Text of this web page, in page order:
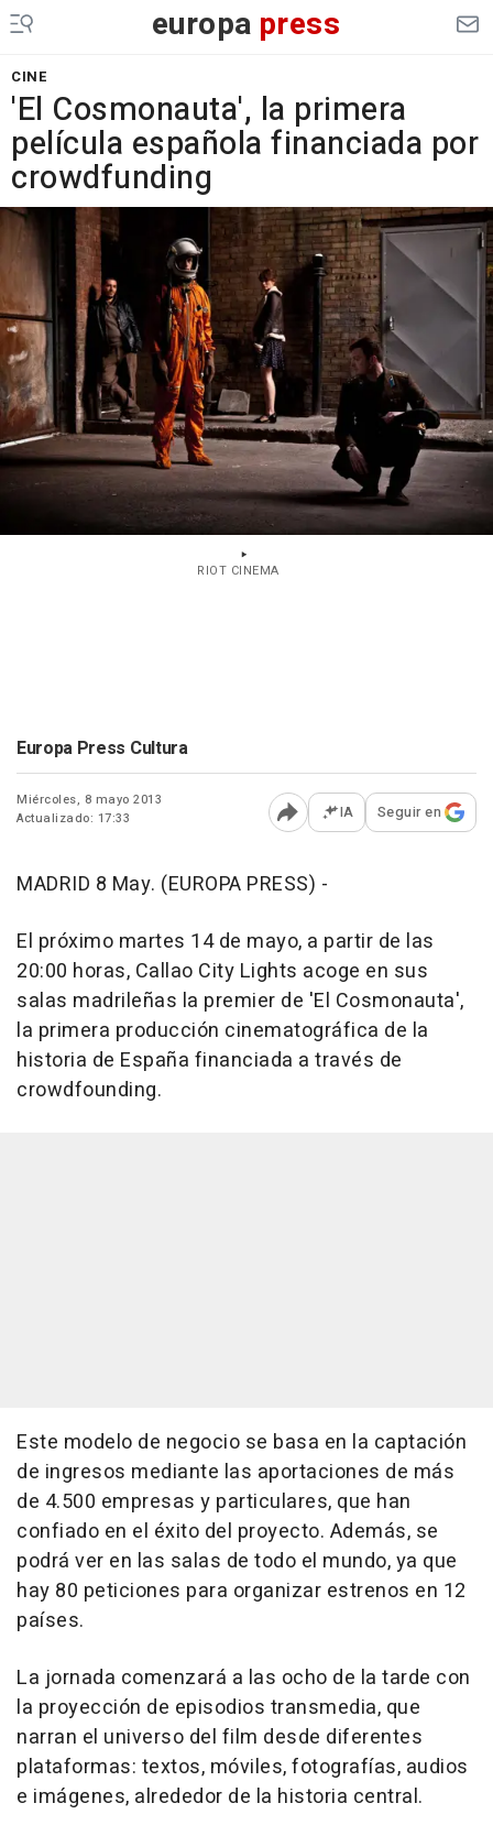
europa press
CINE
'El Cosmonauta', la primera
película española financiada por
crowdfunding
RIOT CINEMA
Europa Press Cultura
Miércoles, 8 mayo 2013
Actualizado: 17:33
Abrir opciones para
IA Seguir en
MADRID 8 May. (EUROPA PRESS) -
El próximo martes 14 de mayo, a partir de las
20:00 horas, Callao City Lights acoge en sus
salas madrileñas la premier de 'El Cosmonauta',
la primera producción cinematográfica de la
historia de España financiada a través de
crowdfounding.
Este modelo de negocio se basa en la captación
de ingresos mediante las aportaciones de más
de 4.500 empresas y particulares, que han
confiado en el éxito del proyecto. Además, se
podrá ver en las salas de todo el mundo, ya que
hay 80 peticiones para organizar estrenos en 12
países.
La jornada comenzará a las ocho de la tarde con
la proyección de episodios transmedia, que
narran el universo del film desde diferentes
plataformas: textos, móviles, fotografías, audios
e imágenes, alrededor de la historia central.